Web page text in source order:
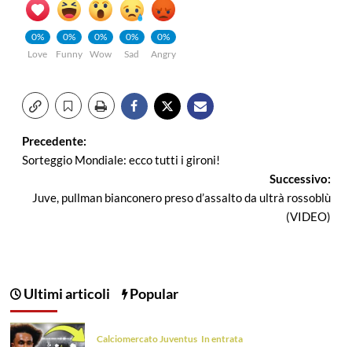
0%
Love
0%
Funny
0%
Wow
0%
Sad
0%
Angry
Navigazione
articolo
Precedente:
Sorteggio Mondiale: ecco tutti i gironi!
Successivo:
Juve, pullman bianconero preso d’assalto da ultrà rossoblù
(VIDEO)
Ultimi articoli Popular
Calciomercato Juventus In entrata